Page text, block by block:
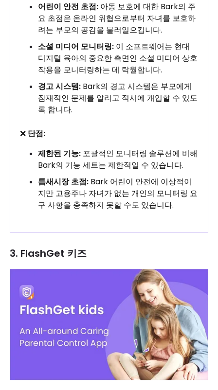
어린이 안전 초점: 아동 보호에 대한 Bark의 주
요 초점은 온라인 위협으로부터 자녀를 보호하
려는 부모의 공감을 불러일으킵니다.
소셜 미디어 모니터링: 이 소프트웨어는 현대
디지털 육아의 중요한 측면인 소셜 미디어 상호
작용을 모니터링하는 데 탁월합니다.
경고 시스템: Bark의 경고 시스템은 부모에게
잠재적인 문제를 알리고 적시에 개입할 수 있도
록 합니다.
❌ 단점:
제한된 기능: 포괄적인 모니터링 솔루션에 비해
Bark의 기능 세트는 제한적일 수 있습니다.
틈새시장 초점: Bark 어린이 안전에 이상적이
지만 고용주나 자녀가 없는 개인의 모니터링 요
구 사항을 충족하지 못할 수도 있습니다.
3. FlashGet 키즈